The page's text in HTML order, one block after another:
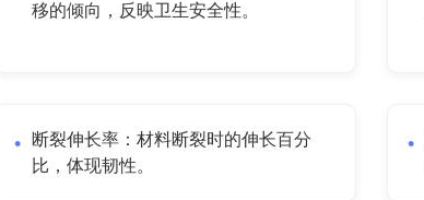
移的倾向，反映卫生安全性。
断裂伸长率：材料断裂时的伸长百分
比，体现韧性。